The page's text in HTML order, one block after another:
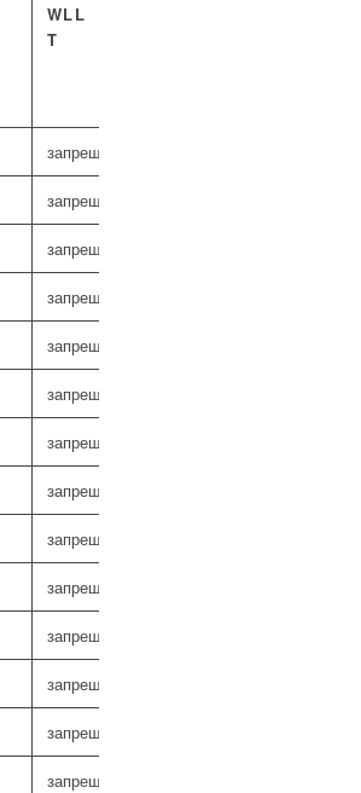
WLL
T
запрещено
запрещено
запрещено
запрещено
запрещено
запрещено
запрещено
запрещено
запрещено
запрещено
запрещено
запрещено
запрещено
запрещено